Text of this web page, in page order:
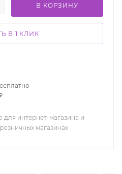
В КОРЗИНУ
В 1 КЛИК
для интернет-магазина и
магазинах